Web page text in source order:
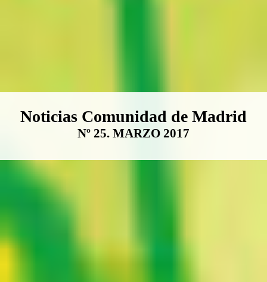
Boletín Noticias Comunidad de
Noticias Comunidad de Madrid
Nº 25. MARZO 2017